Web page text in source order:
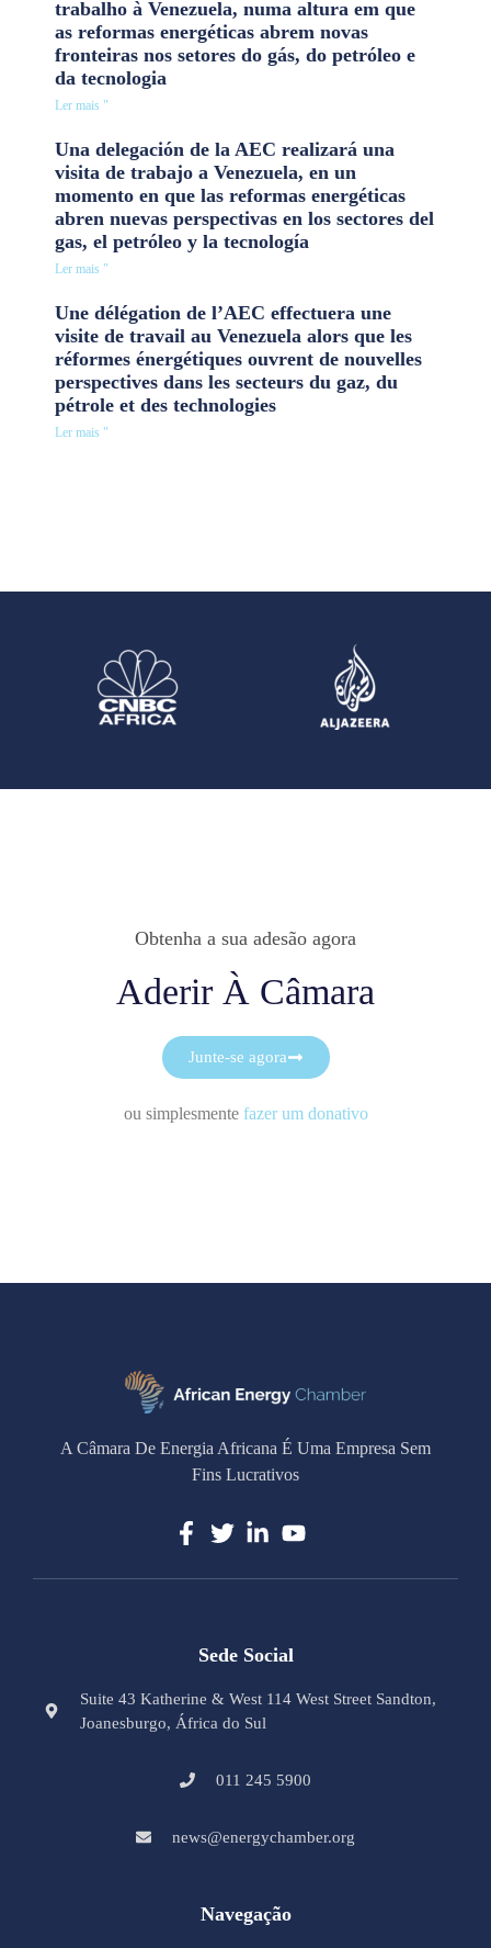
trabalho à Venezuela, numa altura em que
as reformas energéticas abrem novas
fronteiras nos setores do gás, do petróleo e
da tecnologia
Ler mais "
Una delegación de la AEC realizará una
visita de trabajo a Venezuela, en un
momento en que las reformas energéticas
abren nuevas perspectivas en los sectores del
gas, el petróleo y la tecnología
Ler mais "
Une délégation de l’AEC effectuera une
visite de travail au Venezuela alors que les
réformes énergétiques ouvrent de nouvelles
perspectives dans les secteurs du gaz, du
pétrole et des technologies
Ler mais "
Obtenha a sua adesão agora
Aderir À Câmara
Junte-se agora
ou simplesmente fazer um donativo
A Câmara De Energia Africana É Uma Empresa Sem
Fins Lucrativos
Sede Social
Suite 43 Katherine & West 114 West Street Sandton,
Joanesburgo, África do Sul
011 245 5900
news@energychamber.org
Navegação